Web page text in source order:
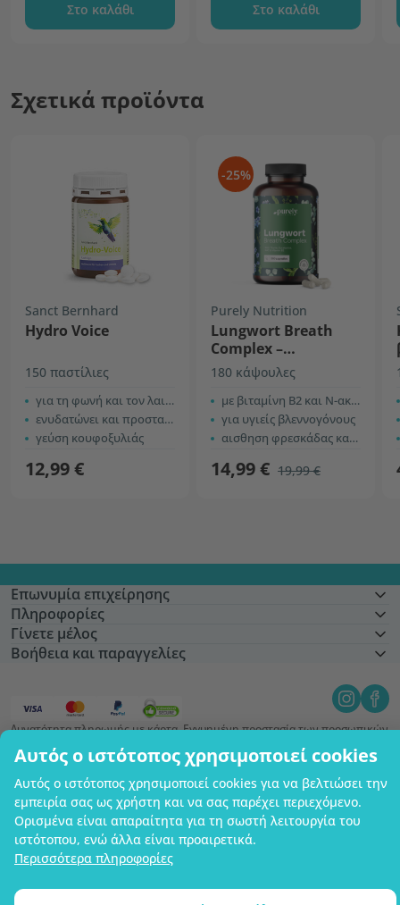
Αυτός ο ιστότοπος χρησιμοποιεί cookies
Αυτός ο ιστότοπος χρησιμοποιεί cookies για να βελτιώσει την
εμπειρία σας ως χρήστη και να σας παρέχει περιεχόμενο.
Ορισμένα είναι απαραίτητα για τη σωστή λειτουργία του
ιστότοπου, ενώ άλλα είναι προαιρετικά.
Περισσότερα πληροφορίες
Στο καλάθι Στο καλάθι
Σχετικά προϊόντα
Sanct Bernhard
Hydro Voice
150 παστίλιες
για τη φωνή και τον λαιμό
ενυδατώνει και προστατεύει
γεύση κουφοξυλιάς
12,99 €
-25%
Purely Nutrition
Lungwort Breath
Complex –
πνευμονόχορτο με
θυμάρι και
ευκάλυπτο
180 κάψουλες
με βιταμίνη B2 και N-ακετυλο-L-κυστεΐνη
για υγιείς βλεννογόνους
αισθηση φρεσκάδας και ελαφρότητας
14,99 € 19,99 €
Επωνυμία επιχείρησης
Πληροφορίες
Γίνετε μέλος
Βοήθεια και παραγγελίες
Δυνατότητα πληρωμής με κάρτα. Εγγυημένη προστασία των προσωπικών
Copyright © 2012 - 2026   |   Be Healthy Group d.o.o.
Χάρτης ιστότοπουΧρήση των cookiesΡυθμίσεις cookies